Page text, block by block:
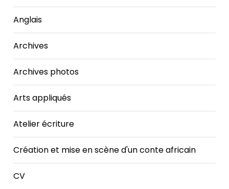
Anglais
Archives
Archives photos
Arts appliqués
Atelier écriture
Création et mise en scène d'un conte africain
CV